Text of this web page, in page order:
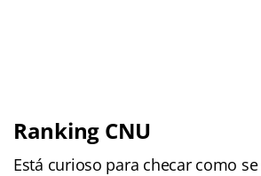
Ranking CNU
Está curioso para checar como